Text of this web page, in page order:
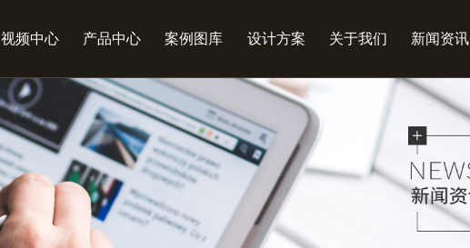
视频中心 产品中心 案例图库 设计方案 关于我们 新闻资讯